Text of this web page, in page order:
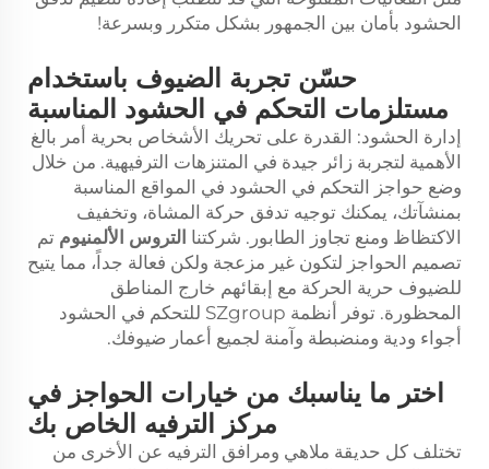
الحشود بأمان بين الجمهور بشكل متكرر وبسرعة!
حسّن تجربة الضيوف باستخدام
مستلزمات التحكم في الحشود المناسبة
إدارة الحشود: القدرة على تحريك الأشخاص بحرية أمر بالغ
الأهمية لتجربة زائر جيدة في المتنزهات الترفيهية. من خلال
وضع حواجز التحكم في الحشود في المواقع المناسبة
بمنشآتك، يمكنك توجيه تدفق حركة المشاة، وتخفيف
الاكتظاظ ومنع تجاوز الطابور. شركتنا التروس الألمنيوم تم
تصميم الحواجز لتكون غير مزعجة ولكن فعالة جداً، مما يتيح
للضيوف حرية الحركة مع إبقائهم خارج المناطق
المحظورة. توفر أنظمة SZgroup للتحكم في الحشود
أجواء ودية ومنضبطة وآمنة لجميع أعمار ضيوفك.
اختر ما يناسبك من خيارات الحواجز في
مركز الترفيه الخاص بك
تختلف كل حديقة ملاهي ومرافق الترفيه عن الأخرى من